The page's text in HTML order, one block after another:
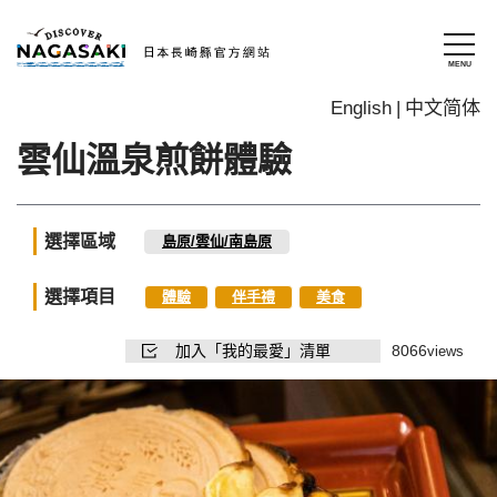
English 中文简体
雲仙溫泉煎餅體驗
選擇區域 島原/雲仙/南島原
選擇項目 體驗 伴手禮 美食
加入「我的最愛」清單 8066views